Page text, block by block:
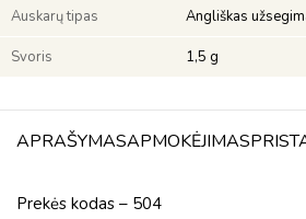
Auskarų tipas Angliškas
Svoris 1,5 g
APRAŠYMASAPMOKĖJIMAS
Prekės kodas – 504